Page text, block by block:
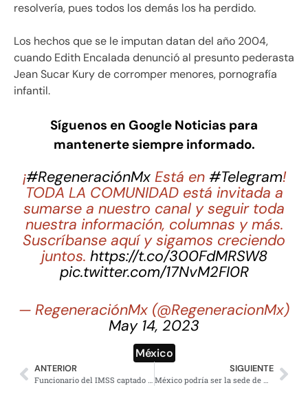
resolvería, pues todos los demás los ha perdido.
Los hechos que se le imputan datan del año 2004,
cuando Edith Encalada denunció al presunto pederasta
Jean Sucar Kury de corromper menores, pornografía
infantil.
Síguenos en Google Noticias para
mantenerte siempre informado.
¡#RegeneraciónMxEstá en #Telegram!
TODA LA COMUNIDAD está invitada a
sumarse a nuestro canal y seguir toda
nuestra información, columnas y más.
Suscríbanse aquí y sigamos creciendo
juntos. https://t.co/300FdMRSW8
pic.twitter.com/17NvM2FI0R
— RegeneraciónMx (@RegeneracionMx)
May 14, 2023
México
ANTERIOR
Funcionario del IMSS captado en actos sexuales durante videoconferencia es implicado en red de corrupción
SIGUIENTE
México podría ser la sede de más de diez partidos en el Mundial 2026; esto se sabe